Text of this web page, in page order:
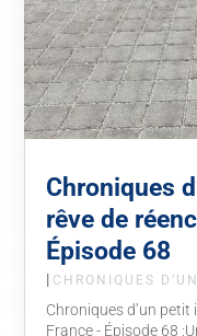
Chroniques
rêve de
Épisode 68
| CHRONIQUES
Chroniques d’un
France - Épisode 68